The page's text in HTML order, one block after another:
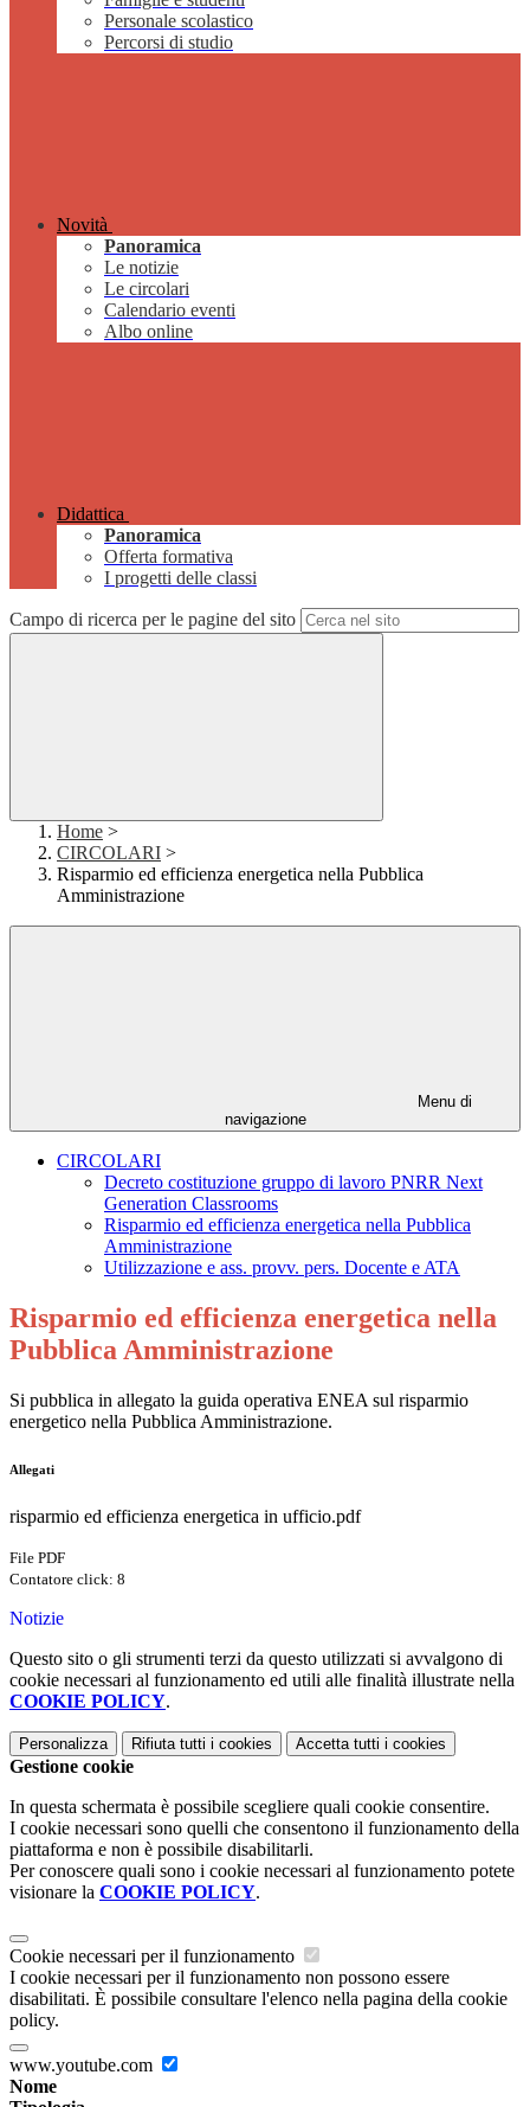
Personale scolastico
Percorsi di studio
Novità
Panoramica
Le notizie
Le circolari
Calendario eventi
Albo online
Didattica
Panoramica
Offerta formativa
I progetti delle classi
Campo di ricerca per le pagine del sito
Home >
CIRCOLARI >
Risparmio ed efficienza energetica nella Pubblica
Amministrazione
Menu di
navigazione
CIRCOLARI
Decreto costituzione gruppo di lavoro PNRR Next
Generation Classrooms
Risparmio ed efficienza energetica nella Pubblica
Amministrazione
Utilizzazione e ass. provv. pers. Docente e ATA
Risparmio ed efficienza energetica nella
Pubblica Amministrazione
Si pubblica in allegato la guida operativa ENEA sul risparmio
energetico nella Pubblica Amministrazione.
Allegati
risparmio ed efficienza energetica in ufficio.pdf
File PDF
Contatore click: 8
Notizie
Questo sito o gli strumenti terzi da questo utilizzati si avvalgono di
cookie necessari al funzionamento ed utili alle finalità illustrate nella
COOKIE POLICY.
Personalizza Rifiuta tutti i cookies Accetta tutti i cookies
Gestione cookie
In questa schermata è possibile scegliere quali cookie consentire.
I cookie necessari sono quelli che consentono il funzionamento della
piattaforma e non è possibile disabilitarli.
Per conoscere quali sono i cookie necessari al funzionamento potete
visionare la COOKIE POLICY.
Cookie necessari per il funzionamento
I cookie necessari per il funzionamento non possono essere
disabilitati. È possibile consultare l'elenco nella pagina della cookie
policy.
www.youtube.com
Nome